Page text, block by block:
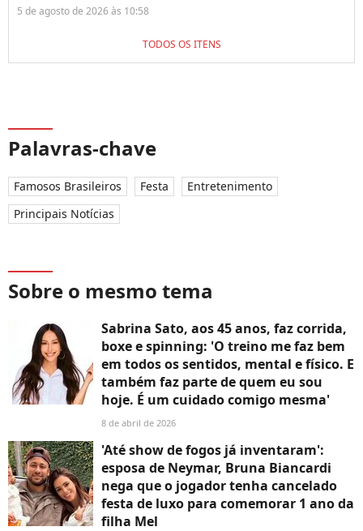
5 de agosto de 2026 às 10:58
TODOS OS ITENS
Palavras-chave
Famosos Brasileiros Festa
Entretenimento
Principais Notícias
Sobre o mesmo tema
Sabrina Sato, aos 45 anos, faz corrida,
boxe e spinning: 'O treino me faz bem
em todos os sentidos, mental e físico. E
também faz parte de quem eu sou
hoje. É um cuidado comigo mesma'
8 de abril de 2026
'Até show de fogos já inventaram':
esposa de Neymar, Bruna Biancardi
nega que o jogador tenha cancelado
festa de luxo para comemorar 1 ano da
filha Mel